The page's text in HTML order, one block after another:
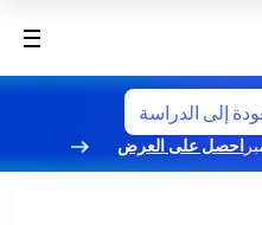
إلى الدراسة
احصل على العرض